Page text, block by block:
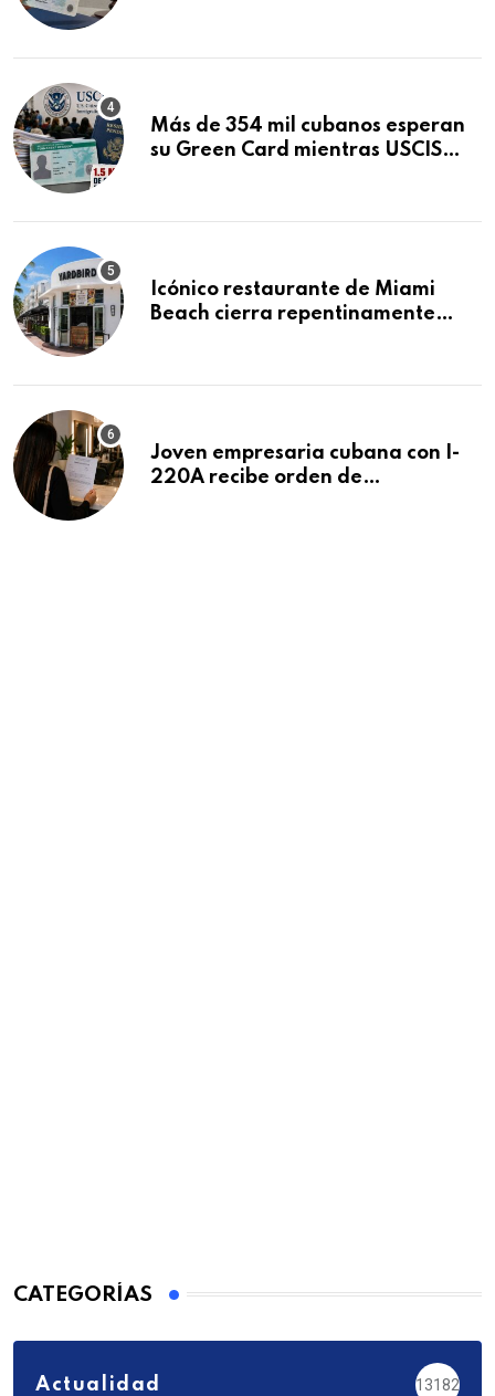
Más de 354 mil cubanos esperan
su Green Card mientras USCIS
Icónico restaurante de Miami
Beach cierra repentinamente
Joven empresaria cubana con I-
220A recibe orden de
CATEGORÍAS
Actualidad 13182